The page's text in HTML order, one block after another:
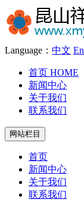
Language： 中文 En
首页 HOME
新闻中心
关于我们
联系我们
网站栏目
首页
新闻中心
关于我们
联系我们